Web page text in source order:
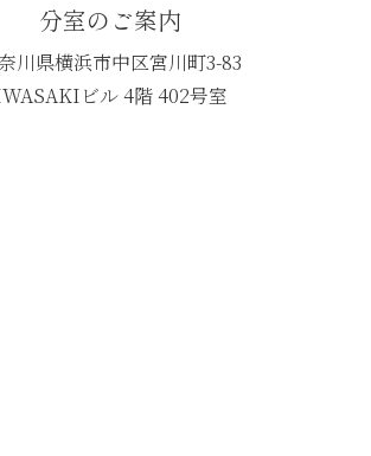
分室のご案内
川県横浜市中区宮川町3-83
ビル 4階 402号室